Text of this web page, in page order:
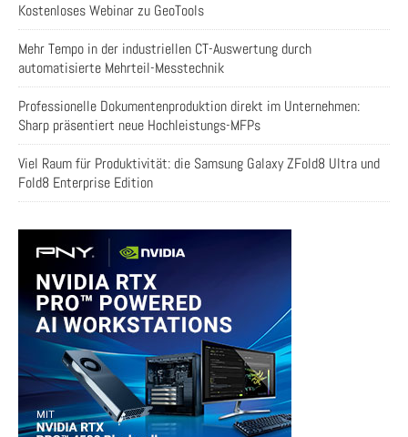
Kostenloses Webinar zu GeoTools
Mehr Tempo in der industriellen CT-Auswertung durch
automatisierte Mehrteil-Messtechnik
Professionelle Dokumentenproduktion direkt im Unternehmen:
Sharp präsentiert neue Hochleistungs-MFPs
Viel Raum für Produktivität: die Samsung Galaxy ZFold8 Ultra und
Fold8 Enterprise Edition